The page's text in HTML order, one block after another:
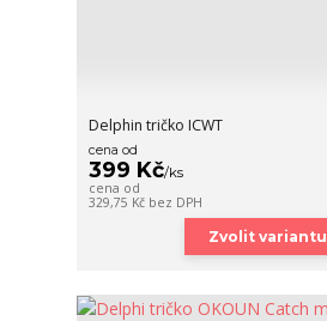
Delphin tričko ICWT
cena od
399 Kč/ks
cena od
329,75 Kč bez DPH
Zvolit variantu